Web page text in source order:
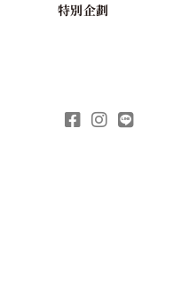
特別企劃